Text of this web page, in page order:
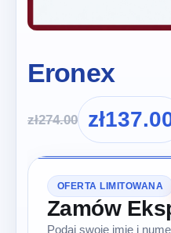
Eronex
zł274.00 zł
OFERTA LIMITOWANA
Zamów
Podaj swoje imię i